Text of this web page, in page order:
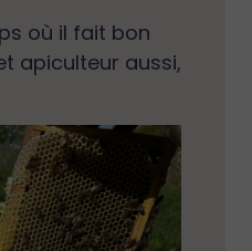
où il fait bon
apiculteur aussi,